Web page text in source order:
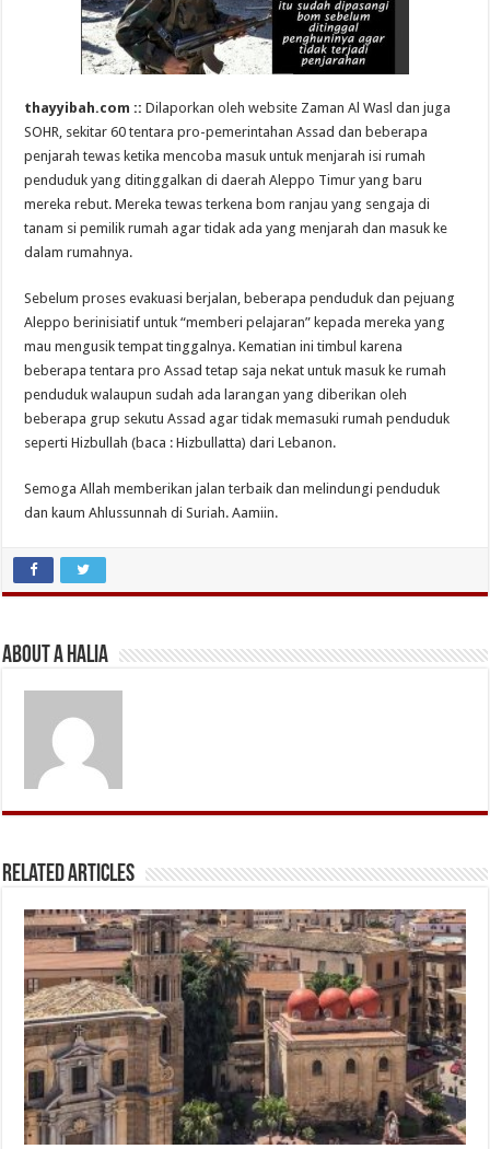
thayyibah.com ::Dilaporkan oleh website Zaman Al Wasl dan juga
SOHR, sekitar 60 tentara pro-pemerintahan Assad dan beberapa
penjarah tewas ketika mencoba masuk untuk menjarah isi rumah
penduduk yang ditinggalkan di daerah Aleppo Timur yang baru
mereka rebut. Mereka tewas terkena bom ranjau yang sengaja di
tanam si pemilik rumah agar tidak ada yang menjarah dan masuk ke
dalam rumahnya.
Sebelum proses evakuasi berjalan, beberapa penduduk dan pejuang
Aleppo berinisiatif untuk “memberi pelajaran” kepada mereka yang
mau mengusik tempat tinggalnya. Kematian ini timbul karena
beberapa tentara pro Assad tetap saja nekat untuk masuk ke rumah
penduduk walaupun sudah ada larangan yang diberikan oleh
beberapa grup sekutu Assad agar tidak memasuki rumah penduduk
seperti Hizbullah (baca : Hizbullatta) dari Lebanon.
Semoga Allah memberikan jalan terbaik dan melindungi penduduk
dan kaum Ahlussunnah di Suriah. Aamiin.
About A Halia
Related Articles